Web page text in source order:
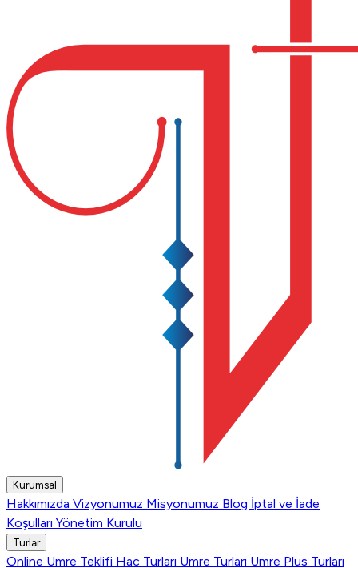
Kurumsal
Hakkımızda Vizyonumuz Misyonumuz Blog İptal ve İade
Koşulları Yönetim Kurulu
Turlar
Online Umre Teklifi Hac Turları Umre Turları Umre Plus Turları